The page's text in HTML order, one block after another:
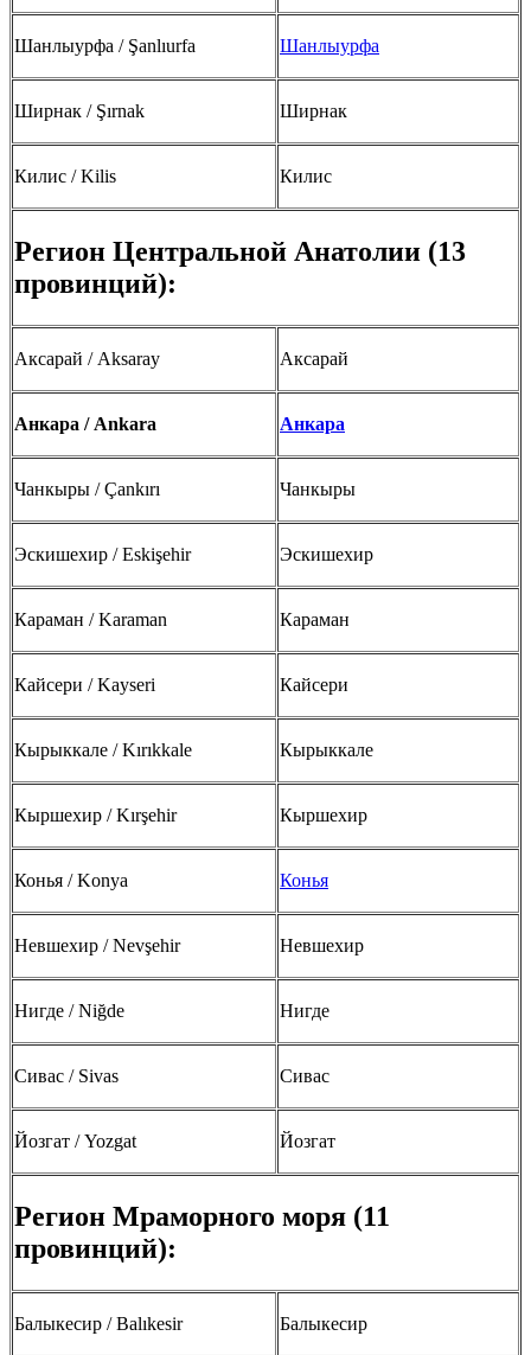
Шанлыурфа / Şanlıurfa Шанлыурфа
Ширнак / Şırnak Ширнак
Килис / Kilis Килис
Регион Центральной Анатолии (13
провинций):
Аксарай / Aksaray Аксарай
Анкара / Ankara Анкара
Чанкыры / Çankırı Чанкыры
Эскишехир / Eskişehir Эскишехир
Караман / Karaman Караман
Кайсери / Kayseri Кайсери
Кырыккале / Kırıkkale Кырыккале
Кыршехир / Kırşehir Кыршехир
Конья / Konya Конья
Невшехир / Nevşehir Невшехир
Нигде / Niğde Нигде
Сивас / Sivas Сивас
Йозгат / Yozgat Йозгат
Регион Мраморного моря (11
провинций):
Балыкесир / Balıkesir Балыкесир